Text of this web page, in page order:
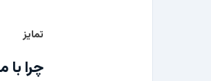
تمایز
چرا با